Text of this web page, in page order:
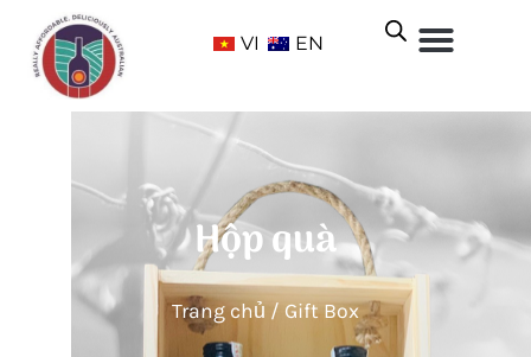
VI EN
Hộp quà
Trang chủ / Gift Box